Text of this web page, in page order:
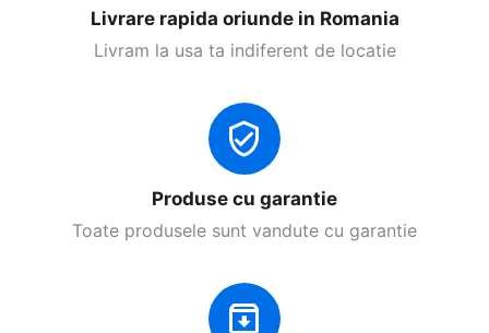
Livrare rapida oriunde in Romania
Livram la usa ta indiferent de locatie
Produse cu garantie
Toate produsele sunt vandute cu garantie